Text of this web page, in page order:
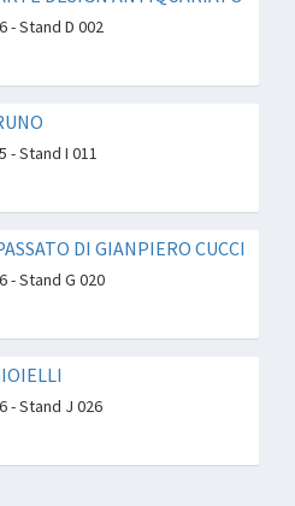
- Stand D 002
- Stand I 011
DI GIANPIERO CUCCI
- Stand G 020
- Stand J 026